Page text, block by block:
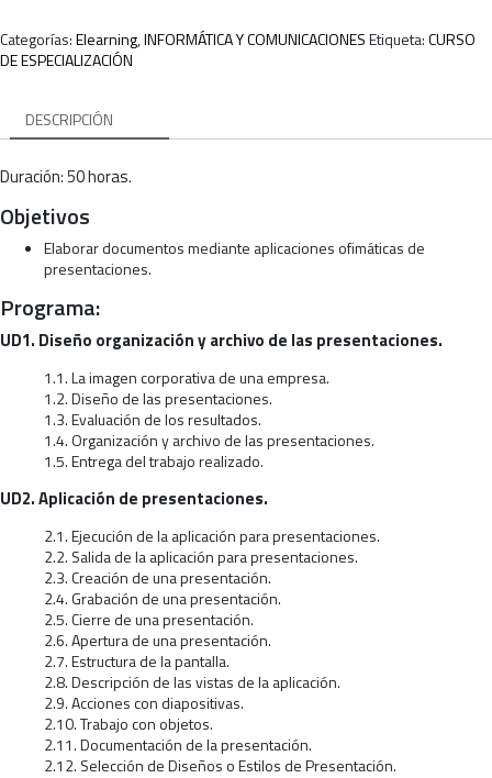
cantidad
Categorías:Elearning,INFORMÁTICA Y COMUNICACIONESEtiqueta:CURSO
DE ESPECIALIZACIÓN
DESCRIPCIÓN
Duración: 50 horas.
Objetivos
Elaborar documentos mediante aplicaciones ofimáticas de
presentaciones.
Programa:
UD1. Diseño organización y archivo de las presentaciones.
1.1. La imagen corporativa de una empresa.
1.2. Diseño de las presentaciones.
1.3. Evaluación de los resultados.
1.4. Organización y archivo de las presentaciones.
1.5. Entrega del trabajo realizado.
UD2. Aplicación de presentaciones.
2.1. Ejecución de la aplicación para presentaciones.
2.2. Salida de la aplicación para presentaciones.
2.3. Creación de una presentación.
2.4. Grabación de una presentación.
2.5. Cierre de una presentación.
2.6. Apertura de una presentación.
2.7. Estructura de la pantalla.
2.8. Descripción de las vistas de la aplicación.
2.9. Acciones con diapositivas.
2.10. Trabajo con objetos.
2.11. Documentación de la presentación.
2.12. Selección de Diseños o Estilos de Presentación.